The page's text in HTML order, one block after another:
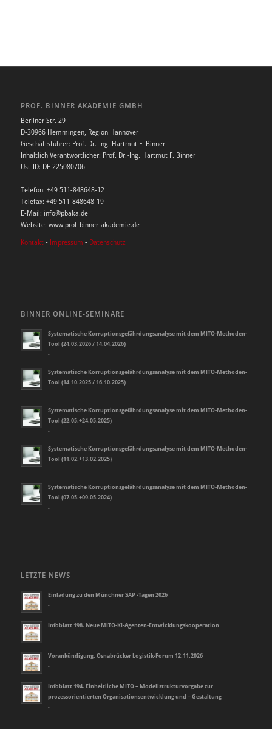
PROF. BINNER AKADEMIE GMBH
Berliner Str. 29
D-30966 Hemmingen, Region Hannover
Geschäftsführer: Prof. Dr.-Ing. Hartmut F. Binner
Inhaltlich Verantwortlicher: Prof. Dr.-Ing. Hartmut F. Binner
Ust-ID: DE 225080706
Telefon: +49 511-848648-12
Telefax: +49 511-848648-19
E-Mail: info@pbaka.de
Website: www.prof-binner-akademie.de
Kontakt - Impressum - Datenschutz
BINNER ONLINE-SEMINARE
Systematische Korruptionsgefährdungsanalyse mit dem MITO-Methoden-
Tool (24.03.2026 / 14.04.2026)
-
Systematische Korruptionsgefährdungsanalyse mit dem MITO-Methoden-
Tool (14.10.2025 / 16.10.2025)
-
Systematische Korruptionsgefährdungsanalyse mit dem MITO-Methoden-
Tool (22.05.+24.05.2025)
-
Systematische Korruptionsgefährdungsanalyse mit dem MITO-Methoden-
Tool (11.02.+13.02.2025)
-
Systematische Korruptionsgefährdungsanalyse mit dem MITO-Methoden-
Tool (07.05.+09.05.2024)
-
LETZTE NEWS
Einladung zu den Münchner SAP -Tagen 2026
-
Infoblatt 198. Neue MITO-KI-Agenten-Entwicklungskooperation
-
Vorankündigung. Osnabrücker Logistik-Forum 12.11.2026
-
Infoblatt 194. Einheitliche MITO – Modellstrukturvorgabe zur
prozessorientierten Organisationsentwicklung und – Gestaltung
-